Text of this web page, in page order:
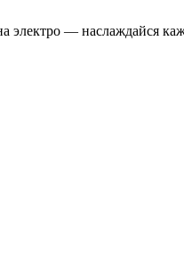
электро — наслаждайся